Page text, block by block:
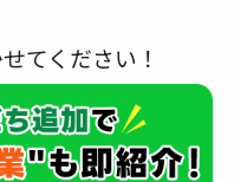
てください！